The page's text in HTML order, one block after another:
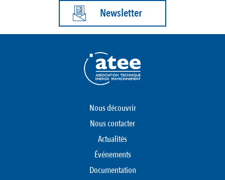
Newsletter
Nous découvrir
Nous contacter
Actualités
Événements
Documentation